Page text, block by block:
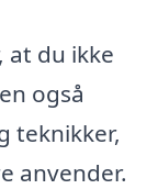
at du ikke
også
teknikker,
anvender.